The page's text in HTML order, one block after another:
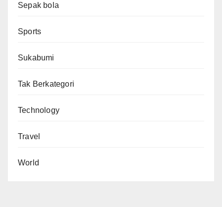
Sepak bola
Sports
Sukabumi
Tak Berkategori
Technology
Travel
World